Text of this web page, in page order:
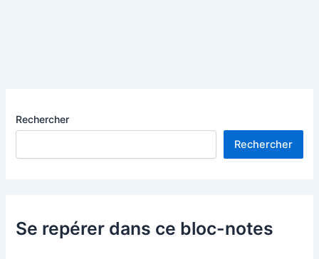
Rechercher
Rechercher
Se repérer dans ce bloc-notes